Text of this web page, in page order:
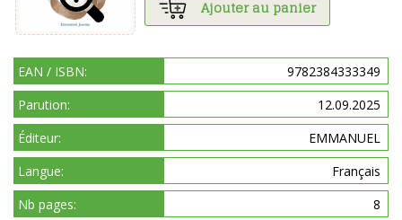
Ajouter au panier
EAN / ISBN:
9782384333349
Parution:
12.09.2025
Éditeur:
EMMANUEL
Langue:
Français
Nb pages:
8